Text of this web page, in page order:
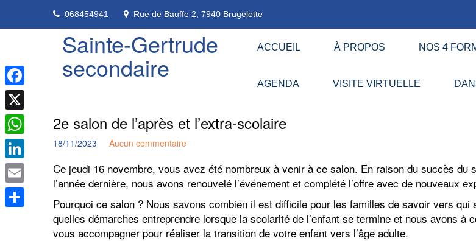
content
068454941 Rue de Bauffe 2, 7940 Brugelette
Sainte-Gertrude
secondaire
ACCUEIL À PROPOS NOS 4
AGENDA VISITE VIRTUELLE
2e salon de l’après et l’extra-scolaire
18/11/2023 Aucun commentaire
Ce jeudi 16 novembre, vous avez été nombreux à venir à ce salon. En raison du succès du
l’année dernière, nous avons renouvelé l’événement et complété l’offre avec de nouveaux
Pourquoi ce salon ? Nous savons combien il est difficile pour les familles de savoir vers qui
quelles démarches entreprendre lorsque la scolarité de l’enfant se termine et nous avons à
vous accompagner pour réaliser la transition de votre enfant vers l’âge adulte.
Facebook
X
WhatsApp
LinkedIn
Email